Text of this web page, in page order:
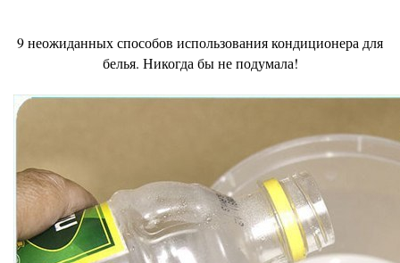
9 неожиданных способов использования кондиционера для
белья. Никогда бы не подумала!